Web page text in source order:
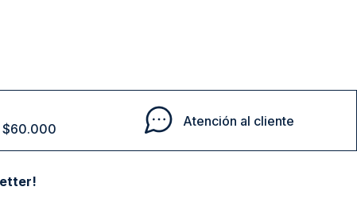
$60.000
Atención al cliente